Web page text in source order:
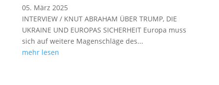
05. März 2025
INTERVIEW / KNUT ABRAHAM ÜBER TRUMP, DIE
UKRAINE UND EUROPAS SICHERHEIT Europa muss
sich auf weitere Magenschläge des...
mehr lesen